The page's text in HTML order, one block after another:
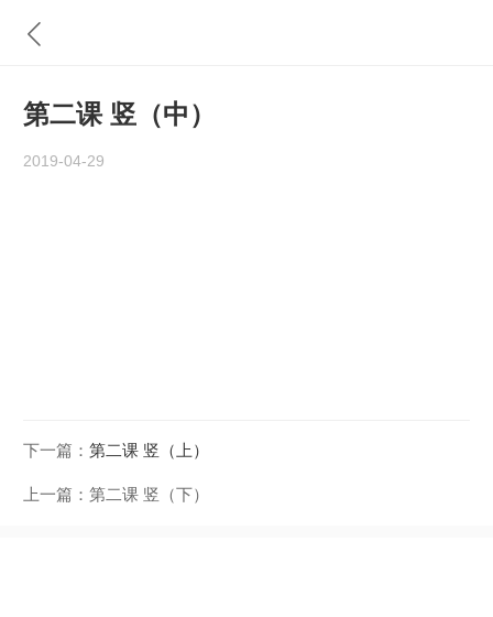
第二课 竖（中）
2019-04-29
下一篇： 第二课 竖（上）
上一篇： 第二课 竖（下）